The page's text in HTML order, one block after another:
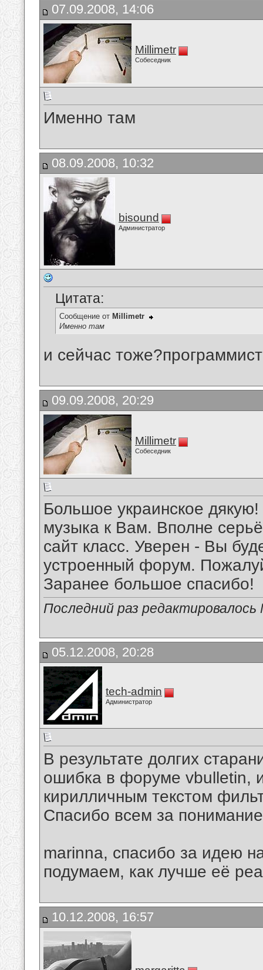
07.09.2008, 14:06
Millimetr
Собеседник
Именно там
08.09.2008, 10:32
bisound
Администратор
Цитата:
Сообщение от Millimetr
Именно там
и сейчас
09.09.2008, 20:29
Millimetr
Собеседник
Большое украинское
музыка к Вам. Вполне
сайт класс. Уверен - Вы
устроенный форум.
Заранее большое спасибо!
Последний раз редактировалось
05.12.2008, 20:28
tech-admin
Администратор
В результате долгих
ошибка в форуме vbulletin,
кирилличным текстом
Спасибо всем за
marinna, спасибо за идею
подумаем, как лучше её
10.12.2008, 16:57